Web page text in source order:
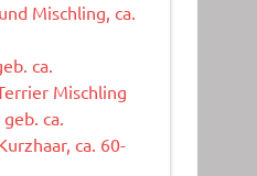
Mischling, ca.
ca.
Mischling
ca.
ca. 60-